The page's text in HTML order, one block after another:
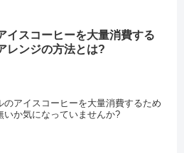
イスコーヒーを大量消費する
レンジの方法とは?
アイスコーヒーを大量消費するため
いか気になっていませんか?